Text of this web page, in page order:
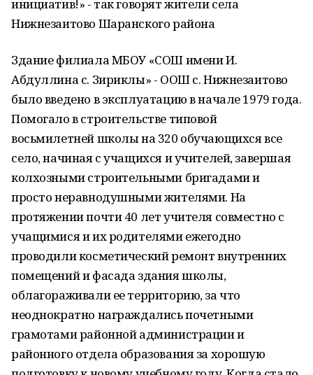
инициатив!» - так говорят жители села
Нижнезаитово Шаранского района
Здание филиала МБОУ «СОШ имени И.
Абдуллина с. Зириклы» - ООШ с. Нижнезаитово
было введено в эксплуатацию в начале 1979 года.
Помогало в строительстве типовой
восьмилетней школы на 320 обучающихся все
село, начиная с учащихся и учителей, завершая
колхозными строительными бригадами и
просто неравнодушными жителями. На
протяжении почти 40 лет учителя совместно с
учащимися и их родителями ежегодно
проводили косметический ремонт внутренних
помещений и фасада здания школы,
облагораживали ее территорию, за что
неоднократно награждались почетными
грамотами районной администрации и
районного отдела образования за хорошую